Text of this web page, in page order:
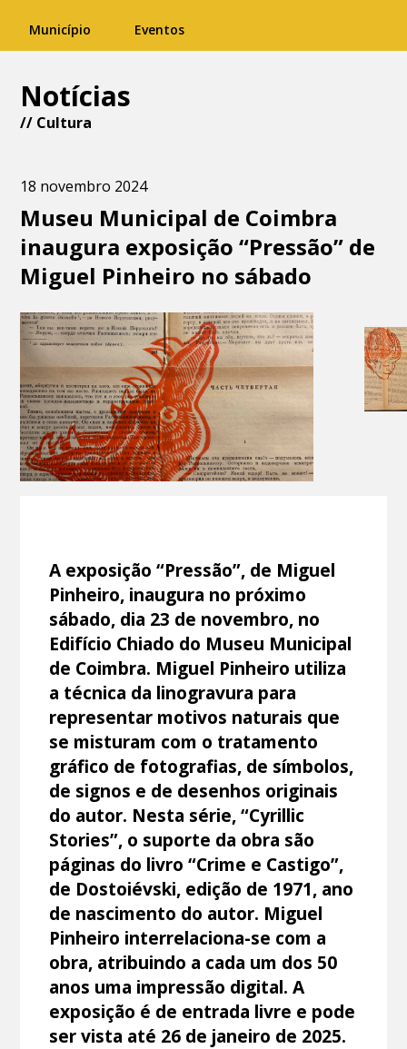
Município Eventos
Notícias
// Cultura
18 novembro 2024
Museu Municipal de Coimbra
inaugura exposição “Pressão” de
Miguel Pinheiro no sábado
A exposição “Pressão”, de Miguel
Pinheiro, inaugura no próximo
sábado, dia 23 de novembro, no
Edifício Chiado do Museu Municipal
de Coimbra. Miguel Pinheiro utiliza
a técnica da linogravura para
representar motivos naturais que
se misturam com o tratamento
gráfico de fotografias, de símbolos,
de signos e de desenhos originais
do autor. Nesta série, “Cyrillic
Stories”, o suporte da obra são
páginas do livro “Crime e Castigo”,
de Dostoiévski, edição de 1971, ano
de nascimento do autor. Miguel
Pinheiro interrelaciona-se com a
obra, atribuindo a cada um dos 50
anos uma impressão digital. A
exposição é de entrada livre e pode
ser vista até 26 de janeiro de 2025.